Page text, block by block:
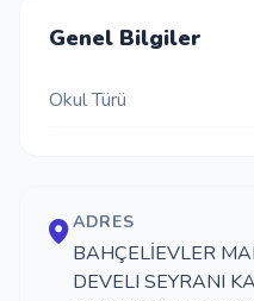
Genel Bilgiler
Okul Türü
ADRES
BAHÇELİEVLER
DEVELI SEYRANI